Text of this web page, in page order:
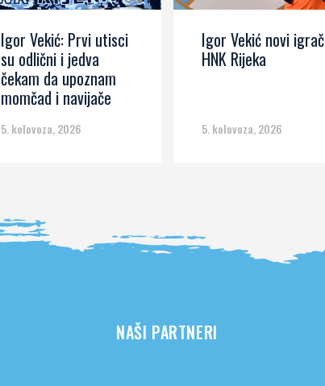
Igor Vekić: Prvi utisci
su odlični i jedva
čekam da upoznam
momčad i navijače
5. kolovoza, 2026
Igor Vekić novi igrač
HNK Rijeka
5. kolovoza, 2026
NAŠI PARTNERI